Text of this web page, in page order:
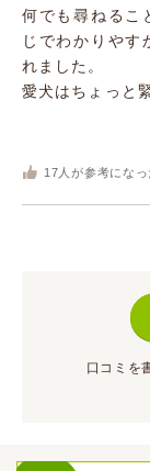
何でも尋ねるこ
じでわかりやす
れました。
愛犬はちょっと
17 人が参考になっ
口コミを